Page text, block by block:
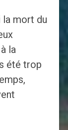
la mort du
la
été trop